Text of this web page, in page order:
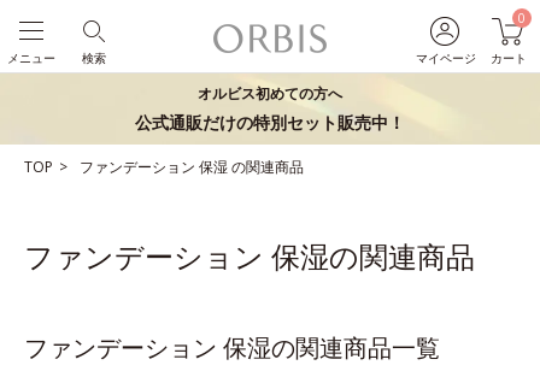
マイページ
0
カート
検索
メニュー
オルビス初めての方へ
公式通販だけの特別セット販売中！
TOP ファンデーション 保湿の関連商品
ファンデーション 保湿の関連商品
ファンデーション 保湿の関連商品一覧